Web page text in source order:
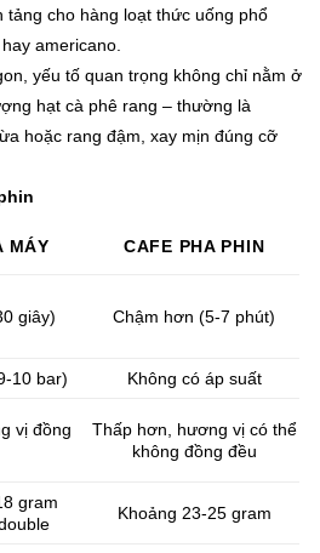
tảng cho hàng loạt thức uống phổ
americano.
yếu tố quan trọng không chỉ nằm ở
hạt cà phê rang – thường là
hoặc rang đậm, xay mịn đúng cỡ
MÁY CAFE PHA PHIN
giây) Chậm hơn (5-7 phút)
10 bar) Không có áp suất
vị đồng
Thấp hơn, hương vị có thể
không đồng đều
gram
Khoảng 23-25 gram